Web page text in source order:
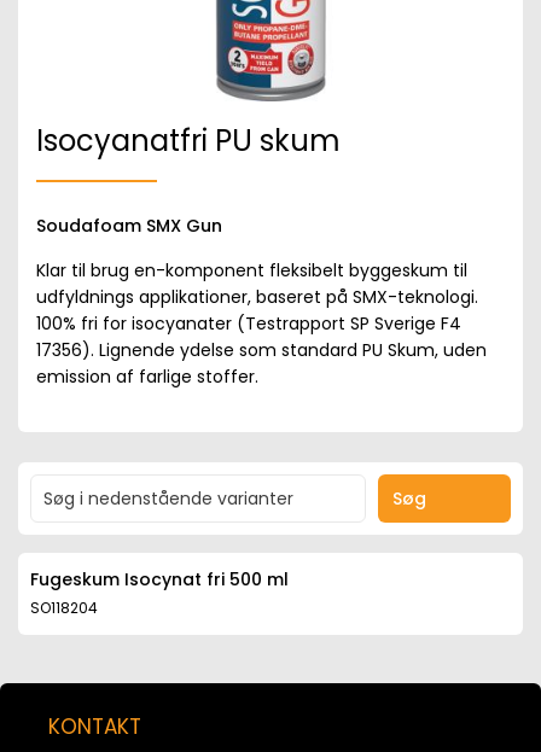
Isocyanatfri PU skum
Soudafoam SMX Gun
Klar til brug en-komponent fleksibelt byggeskum til
udfyldnings applikationer, baseret på SMX-teknologi.
100% fri for isocyanater (Testrapport SP Sverige F4
17356). Lignende ydelse som standard PU Skum, uden
emission af farlige stoffer.
Søg
Fugeskum Isocynat fri 500 ml
SO118204
KONTAKT